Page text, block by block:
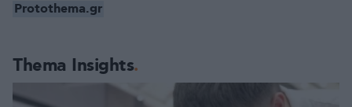
Thema Insights
Protothema.gr